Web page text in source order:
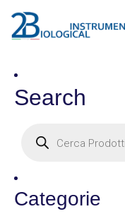
Search
Categorie